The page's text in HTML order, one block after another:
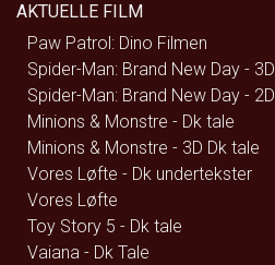
AKTUELLE FILM
Paw Patrol: Dino Filmen
Spider-Man: Brand New Day - 3D
Spider-Man: Brand New Day - 2D
Minions & Monstre - Dk tale
Minions & Monstre - 3D Dk tale
Vores Løfte - Dk undertekster
Vores Løfte
Toy Story 5 - Dk tale
Vaiana - Dk Tale